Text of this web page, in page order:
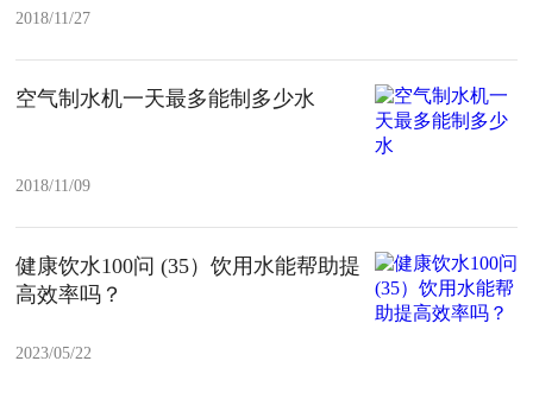
2018/11/27
空气制水机一天最多能制多少水
2018/11/09
健康饮水100问 (35）饮用水能帮助提
高效率吗？
2023/05/22